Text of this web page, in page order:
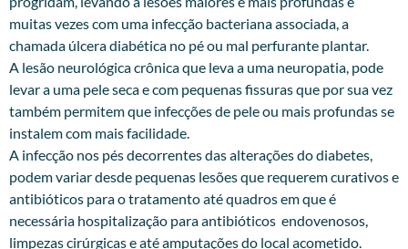
muitas vezes com uma infecção bacteriana associada, a
chamada úlcera diabética no pé ou mal perfurante plantar.
A lesão neurológica crônica que leva a uma neuropatia, pode
levar a uma pele seca e com pequenas fissuras que por sua vez
também permitem que infecções de pele ou mais profundas se
instalem com mais facilidade.
A infecção nos pés decorrentes das alterações do diabetes,
podem variar desde pequenas lesões que requerem curativos e
antibióticos para o tratamento até quadros em que é
necessária hospitalização para antibióticos endovenosos,
limpezas cirúrgicas e até amputações do local acometido.